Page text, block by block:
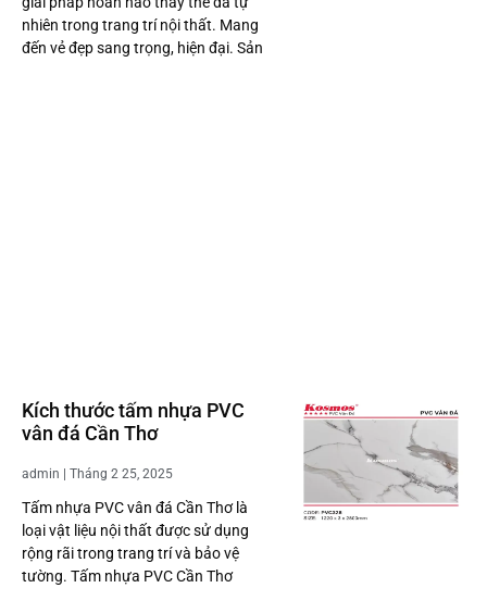
nhiên trong trang trí nội thất. Mang
đến vẻ đẹp sang trọng, hiện đại. Sản
Kích thước tấm nhựa PVC
vân đá Cần Thơ
admin Tháng 2 25, 2025
Tấm nhựa PVC vân đá Cần Thơ là
loại vật liệu nội thất được sử dụng
rộng rãi trong trang trí và bảo vệ
tường. Tấm nhựa PVC Cần Thơ